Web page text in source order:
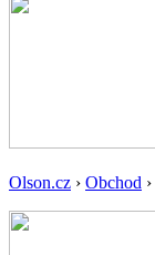
Olson.cz › Obchod ›